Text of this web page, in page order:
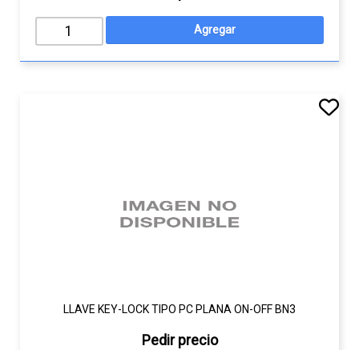
LLAVE KEY-LOCK TIPO PC PLANA ON-OFF BN3
Pedir precio